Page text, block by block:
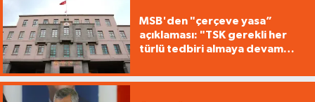
MSB'den "çerçeve yasa”
açıklaması: "TSK gerekli her
türlü tedbiri almaya devam